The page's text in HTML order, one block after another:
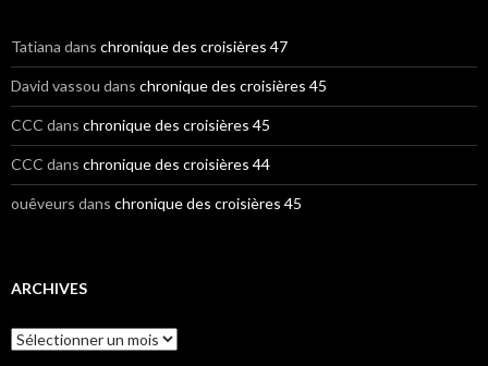
Tatiana dans chronique des croisières 47
David vassou dans chronique des croisières 45
CCC dans chronique des croisières 45
CCC dans chronique des croisières 44
ouêveurs dans chronique des croisières 45
ARCHIVES
A
r